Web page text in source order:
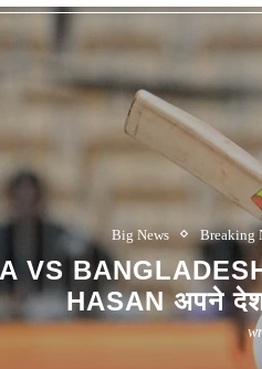
Big News Breaking
VS
HASAN अपने देश